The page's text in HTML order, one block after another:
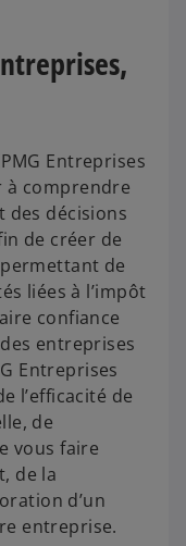
Entreprises
à comprendre
des décisions
de créer de
de
liées à l’impôt
confiance
entreprises
Entreprises
l’efficacité de
de
vous faire
de la
d’un
entreprise.